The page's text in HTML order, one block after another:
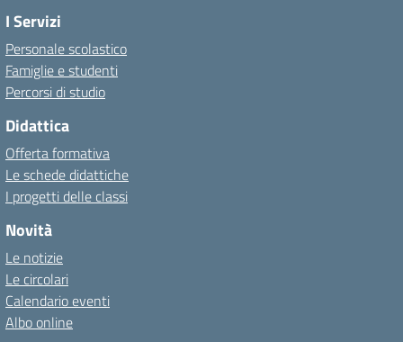
I Servizi
Personale scolastico
Famiglie e studenti
Percorsi di studio
Didattica
Offerta formativa
Le schede didattiche
I progetti delle classi
Novità
Le notizie
Le circolari
Calendario eventi
Albo online